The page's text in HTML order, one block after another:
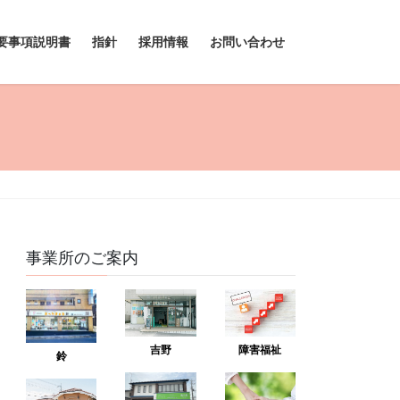
事項説明書 指針 採用情報 お問い合わせ
事業所のご案内
鈴 吉野 障害福祉